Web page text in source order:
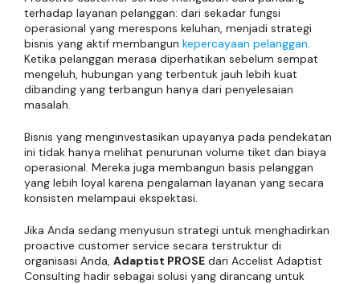
terhadap layanan pelanggan: dari sekadar fungsi
operasional yang merespons keluhan, menjadi strategi
bisnis yang aktif membangun kepercayaan pelanggan.
Ketika pelanggan merasa diperhatikan sebelum sempat
mengeluh, hubungan yang terbentuk jauh lebih kuat
dibanding yang terbangun hanya dari penyelesaian
masalah.
Bisnis yang menginvestasikan upayanya pada pendekatan
ini tidak hanya melihat penurunan volume tiket dan biaya
operasional. Mereka juga membangun basis pelanggan
yang lebih loyal karena pengalaman layanan yang secara
konsisten melampaui ekspektasi.
Jika Anda sedang menyusun strategi untuk menghadirkan
proactive customer service secara terstruktur di
organisasi Anda, Adaptist PROSE dari Accelist Adaptist
Consulting hadir sebagai solusi yang dirancang untuk